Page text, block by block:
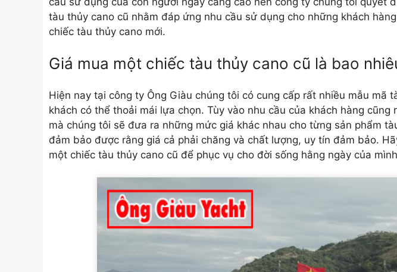
tàu thủy cano cũ nhằm đáp ứng nhu cầu sử dụng cho những khách
chiếc tàu thủy cano mới.
Giá mua một chiếc tàu thủy cano cũ là bao
Hiện nay tại công ty Ông Giàu chúng tôi có cung cấp rất nhiều mẫu mã
khách có thể thoải mái lựa chọn. Tùy vào nhu cầu của khách hàng cũng
mà chúng tôi sẽ đưa ra những mức giá khác nhau cho từng sản phẩm
đảm bảo được rằng giá cả phải chăng và chất lượng, uy tín đảm bảo.
một chiếc tàu thủy cano cũ để phục vụ cho đời sống hằng ngày của